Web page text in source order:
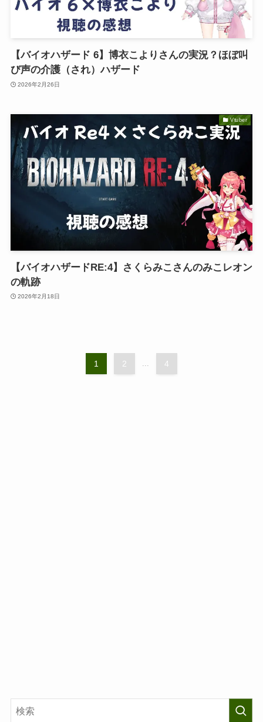
【バイオハザード 6】博衣こよりさんの実況？ほぼ叫
び声の介護（され）ハザード
2026年2月26日
Vtuber
【バイオハザードRE:4】さくらみこさんのみこレオン
の軌跡
2026年2月18日
1 2 4